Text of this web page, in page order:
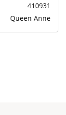
410931
Queen Anne